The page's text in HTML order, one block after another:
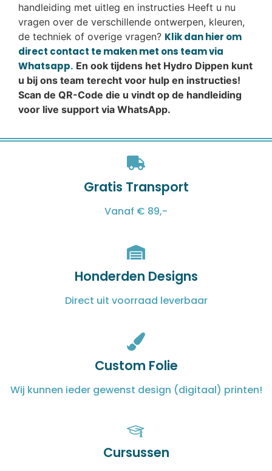
handleiding met uitleg en instructies Heeft u nu
vragen over de verschillende ontwerpen, kleuren,
de techniek of overige vragen? Klik dan hier om
direct contact te maken met ons team via
Whatsapp. En ook tijdens het Hydro Dippen kunt
u bij ons team terecht voor hulp en instructies!
Scan de QR-Code die u vindt op de handleiding
voor live support via WhatsApp.
Gratis Transport
Vanaf € 89,-
Honderden Designs
Direct uit voorraad leverbaar
Custom Folie
Wij kunnen ieder gewenst design (digitaal) printen!
Cursussen